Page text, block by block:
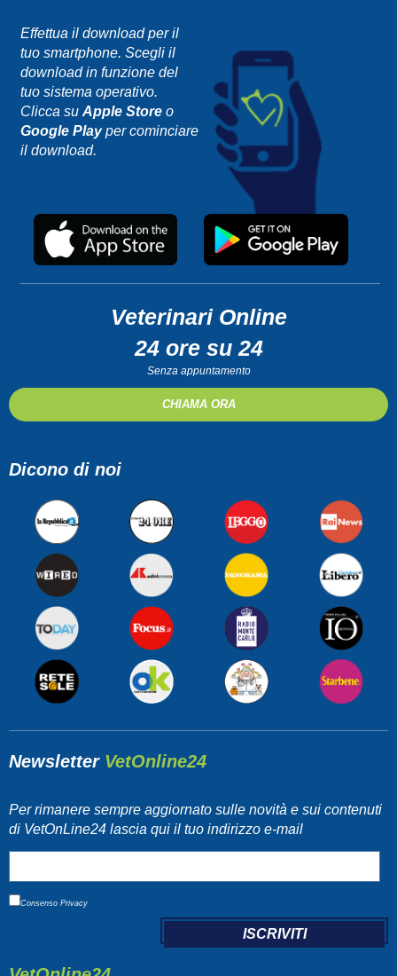
Effettua il download per il
tuo smartphone. Scegli il
download in funzione del
tuo sistema operativo.
Clicca su Apple Storeo
Google Playper cominciare
il download.
Veterinari Online
24 ore su 24
Senza appuntamento
CHIAMA ORA
Dicono di noi
Newsletter VetOnline24
Per rimanere sempre aggiornato sulle novità e sui contenuti
di VetOnLine24 lascia qui il tuo indirizzo e-mail
Consenso Privacy